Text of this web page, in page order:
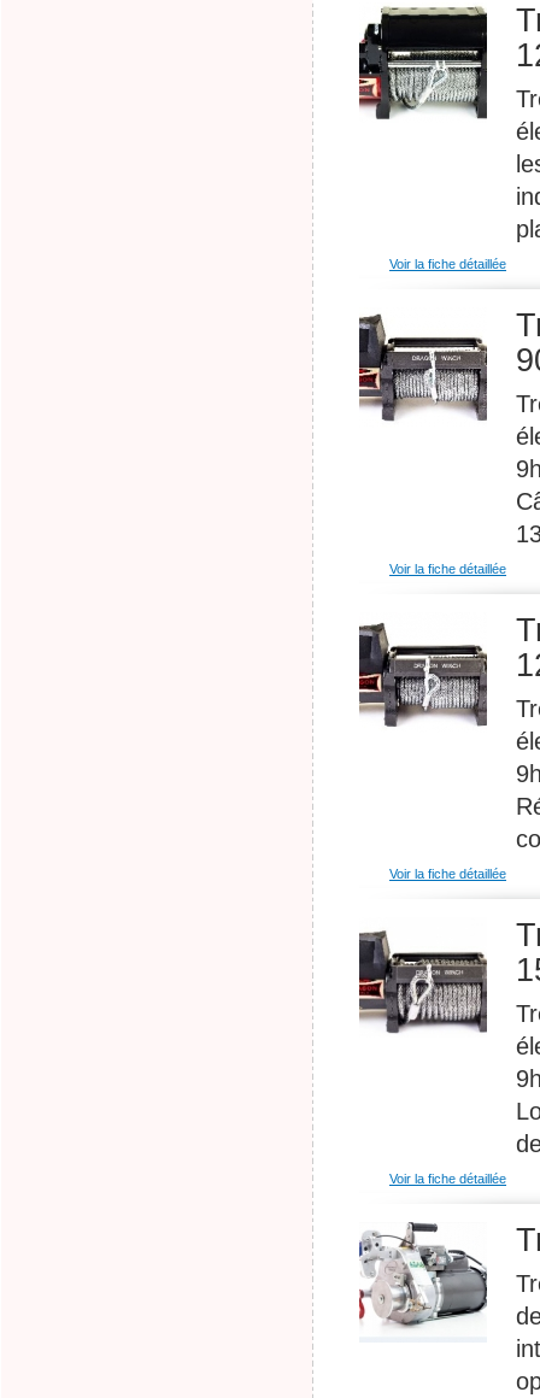
Voir la fiche détaillée
Voir la fiche détaillée
Voir la fiche détaillée
Voir la fiche détaillée